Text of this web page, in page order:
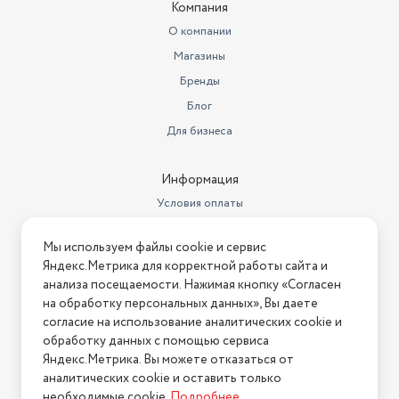
18
3.31
0.078
Ширина товара в упаковке, в
Длина товара в упаковке, в
0.206
Количество аккумуляторов в
комплекте
1
Цвет товара
серый
Комплектация
1 шт дрель-шуруповерт 1 шт
бита 1 шт кабель для зарядки 1
шт руководство по
эксплуатации
Компания
О компании
Магазины
Бренды
Блог
Для бизнеса
Информация
Условия оплаты
Условия возврата
Нашли ошибку на сайте? Напишите нам
2026 © Интернет-магазин "АстМаркет". У нас есть всё!
Политика конфиденциальности
Мы используем файлы cookie и сервис
Яндекс.Метрика для корректной работы сайта и
анализа посещаемости. Нажимая кнопку «Согласен
на обработку персональных данных», Вы даете
согласие на использование аналитических cookie и
обработку данных с помощью сервиса
Яндекс.Метрика. Вы можете отказаться от
аналитических cookie и оставить только